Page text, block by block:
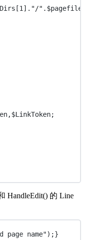
1 ] . "/" .
HandleEdit() 的 Line
name");}